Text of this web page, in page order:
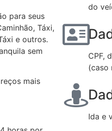
para seus
Táxi,
e outros.
sem
mais
do
CPF,
(caso
Ida e